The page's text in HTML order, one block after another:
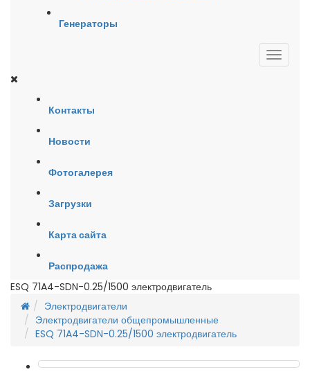
Генераторы
Контакты
Новости
Фотогалерея
Загрузки
Карта сайта
Распродажа
ESQ 71A4-SDN-0.25/1500 электродвигатель
Электродвигатели
Электродвигатели общепромышленные
ESQ 71A4-SDN-0.25/1500 электродвигатель